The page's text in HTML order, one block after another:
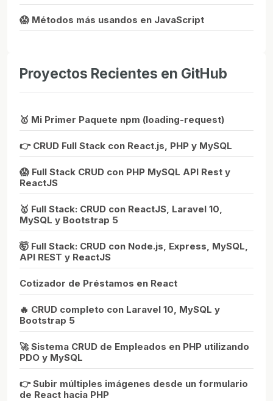
😱 Métodos más usandos en JavaScript
Proyectos Recientes en GitHub
🥇 Mi Primer Paquete npm (loading-request)
👉 CRUD Full Stack con React.js, PHP y MySQL
😱 Full Stack CRUD con PHP MySQL API Rest y
ReactJS
🥇 Full Stack: CRUD con ReactJS, Laravel 10,
MySQL y Bootstrap 5
🤯 Full Stack: CRUD con Node.js, Express, MySQL,
API REST y ReactJS
Cotizador de Préstamos en React
🔥 CRUD completo con Laravel 10, MySQL y
Bootstrap 5
🚀 Sistema CRUD de Empleados en PHP utilizando
PDO y MySQL
👉 Subir múltiples imágenes desde un formulario
de React hacia PHP